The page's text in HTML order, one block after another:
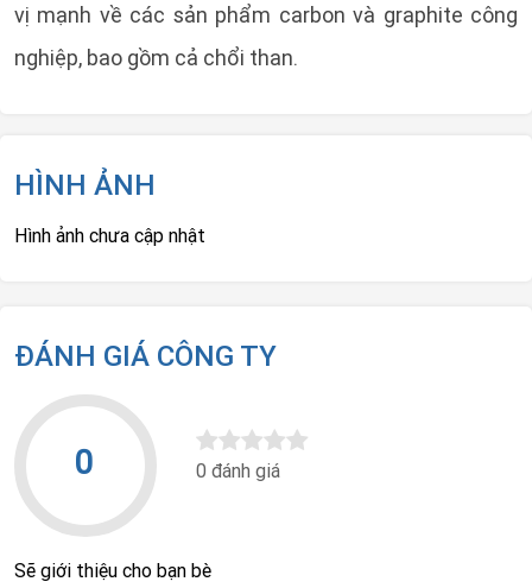
vị mạnh về các sản phẩm carbon và graphite công
nghiệp, bao gồm cả chổi than.
HÌNH ẢNH
Hình ảnh chưa cập nhật
ĐÁNH GIÁ CÔNG TY
0 0 đánh giá
Sẽ giới thiệu cho bạn bè